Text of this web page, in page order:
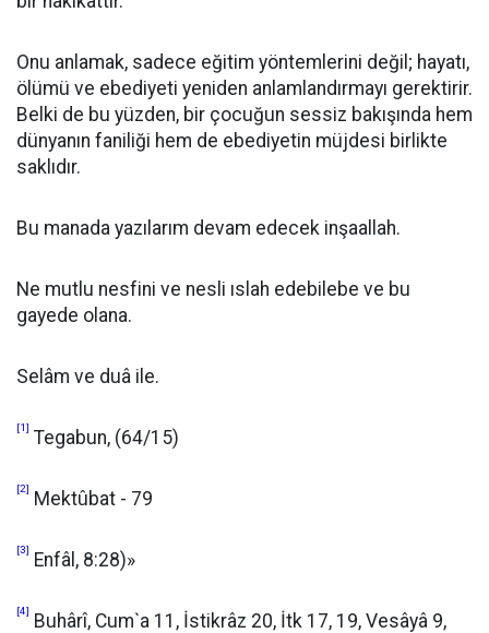
Onu anlamak, sadece eğitim yöntemlerini değil; hayatı,
ölümü ve ebediyeti yeniden anlamlandırmayı gerektirir.
Belki de bu yüzden, bir çocuğun sessiz bakışında hem
dünyanın faniliği hem de ebediyetin müjdesi birlikte
saklıdır.
Bu manada yazılarım devam edecek inşaallah.
Ne mutlu nesfini ve nesli ıslah edebilebe ve bu
gayede olana.
Selâm ve duâ ile.
[1] Tegabun, (64/15)
[2] Mektûbat - 79
[3] Enfâl, 8:28)»
[4]
Buhârî, Cum`a 11, İstikrâz 20, İtk 17, 19, Vesâyâ 9,